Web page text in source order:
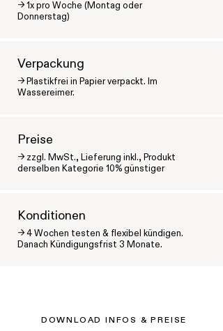
-> 1x pro Woche (Montag oder
Donnerstag)
Verpackung
-> Plastikfrei in Papier verpackt. Im
Wassereimer.
Preise
-> zzgl. MwSt., Lieferung inkl., Produkt
derselben Kategorie 10% günstiger
Konditionen
-> 4 Wochen testen & flexibel kündigen.
Danach Kündigungsfrist 3 Monate.
DOWNLOAD INFOS & PREISE